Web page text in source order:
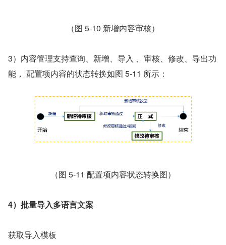
（图 5-10 新增内容审核）
3）内容管理支持查询、新增、导入 、审核、修改、导出功
能， 配置项内容的状态转换如图 5-11 所示：
（图 5-11 配置项内容状态转换图）
4）批量导入多语言文案
获取导入模板